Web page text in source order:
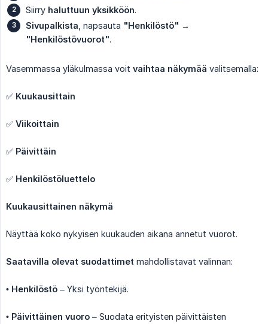
Siirry haluttuun yksikköön.
Sivupalkista , napsauta "Henkilöstö" →
"Henkilöstövuorot".
Vasemmassa yläkulmassa voit vaihtaa näkymää valitsemalla:
✅ Kuukausittain
✅ Viikoittain
✅ Päivittäin
✅ Henkilöstöluettelo
Kuukausittainen näkymä
Näyttää koko nykyisen kuukauden aikana annetut vuorot.
Saatavilla olevat suodattimet mahdollistavat valinnan:
• Henkilöstö – Yksi työntekijä.
• Päivittäinen vuoro – Suodata erityisten päivittäisten